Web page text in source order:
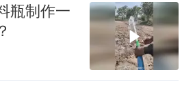
瓶制作一